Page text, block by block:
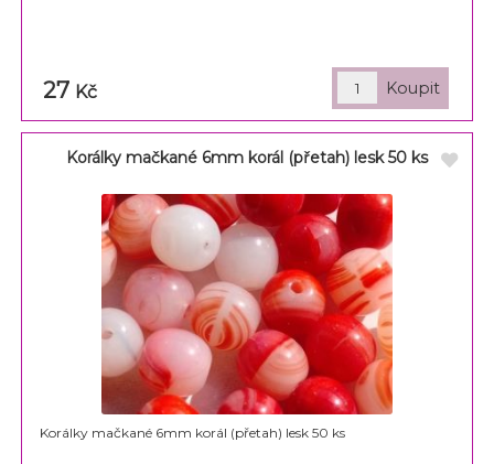
27 Kč
Korálky mačkané 6mm korál (přetah) lesk 50 ks
Korálky mačkané 6mm korál (přetah) lesk 50 ks